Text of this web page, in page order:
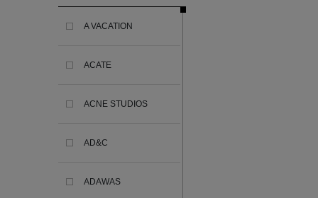
A VACATION
ACATE
ACNE STUDIOS
AD&C
ADAWAS